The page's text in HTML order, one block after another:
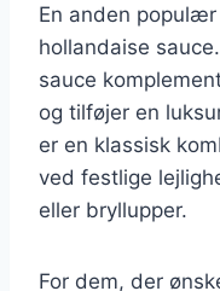
En anden
hollandaise
sauce
og tilføjer en
er en klassisk
ved festlige
eller bryllupper.
For dem, der